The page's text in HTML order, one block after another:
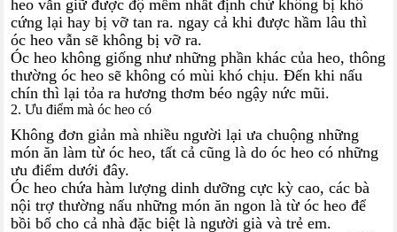
heo vẫn giữ được độ mềm nhất định chứ không bị khô
cứng lại hay bị vỡ tan ra. ngay cả khi được hầm lâu thì
óc heo vẫn sẽ không bị vỡ ra.
Óc heo không giống như những phần khác của heo, thông
thường óc heo sẽ không có mùi khó chịu. Đến khi nấu
chín thì lại tỏa ra hương thơm béo ngậy nức mũi.
2. Ưu điểm mà óc heo có
Không đơn giản mà nhiều người lại ưa chuộng những
món ăn làm từ óc heo, tất cả cũng là do óc heo có những
ưu điểm dưới đây.
Óc heo chứa hàm lượng dinh dưỡng cực kỳ cao, các bà
nội trợ thường nấu những món ăn ngon là từ óc heo để
bồi bổ cho cả nhà đặc biệt là người già và trẻ em.